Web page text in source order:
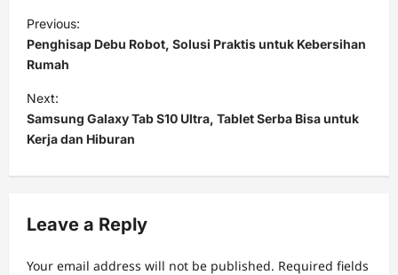
o
s
t
n
a
v
g
a
Previous:
Penghisap Debu Robot, Solusi Praktis untuk Kebersihan
Rumah
Next:
Samsung Galaxy Tab S10 Ultra, Tablet Serba Bisa untuk
Kerja dan Hiburan
Leave a Reply
Your email address will not be published. Required fields